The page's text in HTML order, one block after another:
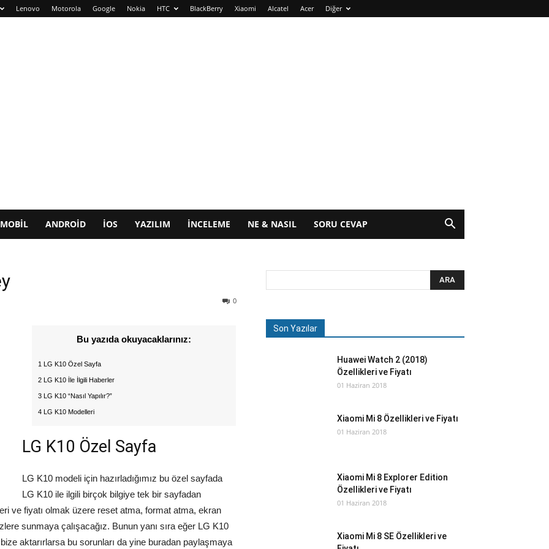
Lenovo Motorola Google Nokia HTC BlackBerry Xiaomi Alcatel Acer Diğer
MOBIL ANDROID IOS YAZILIM İNCELEME NE & NASIL SORU CEVAP
0
Bu yazıda okuyacaklarınız:
1 LG K10 Özel Sayfa
2 LG K10 İle İlgili Haberler
3 LG K10 “Nasıl Yapılır?”
4 LG K10 Modelleri
LG K10 Özel Sayfa
LG K10 modeli için hazırladığımız bu özel sayfada
LG K10 ile ilgili birçok bilgiye tek bir sayfadan
ve fiyatı olmak üzere reset atma, format atma, ekran
sunmaya çalışacağız. Bunun yanı sıra eğer LG K10
bize aktarırlarsa bu sorunları da yine buradan paylaşmaya
Son Yazılar
Huawei Watch 2 (2018)
Özellikleri ve Fiyatı
01 Haziran 2018
Xiaomi Mi 8 Özellikleri ve Fiyatı
01 Haziran 2018
Xiaomi Mi 8 Explorer Edition
Özellikleri ve Fiyatı
01 Haziran 2018
Xiaomi Mi 8 SE Özellikleri ve